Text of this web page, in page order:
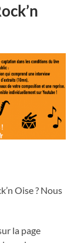
Oise ? Nous
la page